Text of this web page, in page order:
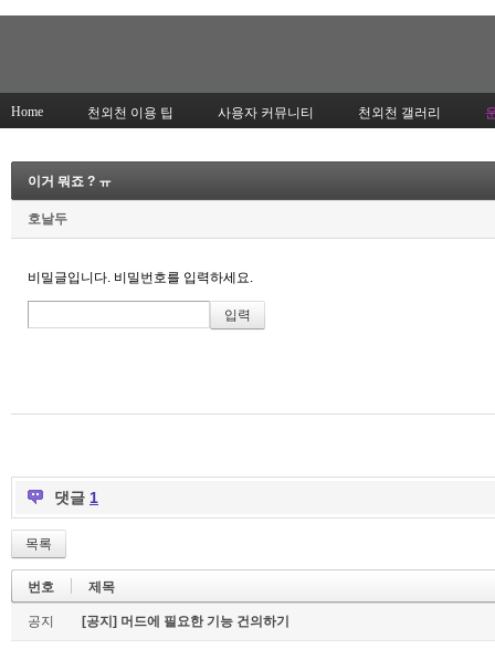
Home 천외천 이용 팁 사용자 커뮤니티 천외천 갤러리
이거 뭐죠 ? ㅠ
호날두
비밀글입니다. 비밀번호를 입력하세요.
댓글 1
목록
번호 제목
공지 [공지] 머드에 필요한 기능 건의하기